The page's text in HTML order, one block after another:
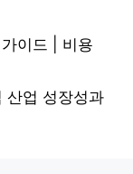
이드 | 비용
산업 성장성과